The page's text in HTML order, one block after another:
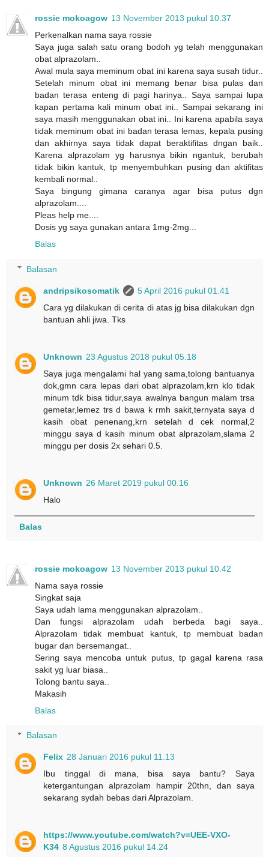
rossie mokoagow 13 November 2013 pukul 10.37
Perkenalkan nama saya rossie
Saya juga salah satu orang bodoh yg telah menggunakan
obat alprazolam..
Awal mula saya meminum obat ini karena saya susah tidur..
Setelah minum obat ini memang benar bisa pulas dan
badan terasa enteng di pagi harinya.. Saya sampai lupa
kapan pertama kali minum obat ini.. Sampai sekarang ini
saya masih menggunakan obat ini.. Ini karena apabila saya
tidak meminum obat ini badan terasa lemas, kepala pusing
dan akhirnya saya tidak dapat beraktifitas dngan baik..
Karena alprazolam yg harusnya bikin ngantuk, berubah
tidak bikin kantuk, tp menyembuhkan pusing dan aktifitas
kembali normal..
Saya bingung gimana caranya agar bisa putus dgn
alprazolam....
Pleas help me....
Dosis yg saya gunakan antara 1mg-2mg...
Balas
Balasan
andripsikosomatik
5 April 2016 pukul 01.41
Cara yg dilakukan di cerita di atas jg bisa dilakukan dgn
bantuan ahli jiwa. Tks
Unknown 23 Agustus 2018 pukul 05.18
Saya juga mengalami hal yang sama,tolong bantuanya
dok,gmn cara lepas dari obat alprazolam,krn klo tidak
minum tdk bisa tidur,saya awalnya bangun malam trsa
gemetar,lemez trs d bawa k rmh sakit,ternyata saya d
kasih obat penenang,krn setelah d cek normal,2
minggu saya d kasih minum obat alprazolam,slama 2
minggu per dosis 2x sehari 0.5.
Unknown 26 Maret 2019 pukul 00.16
Halo
Balas
rossie mokoagow 13 November 2013 pukul 10.42
Nama saya rossie
Singkat saja
Saya udah lama menggunakan alprazolam..
Dan fungsi alprazolam udah berbeda bagi saya..
Alprazolam tidak membuat kantuk, tp membuat badan
bugar dan bersemangat..
Sering saya mencoba untuk putus, tp gagal karena rasa
sakit yg luar biasa..
Tolong bantu saya..
Makasih
Balas
Balasan
Felix 28 Januari 2016 pukul 11.13
Ibu tinggal di mana, bisa saya bantu? Saya
ketergantungan alprazolam hampir 20thn, dan saya
sekarang sydah bebas dari Alprazolam.
https://www.youtube.com/watch?v=UEE-VXO-
K34 8 Agustus 2016 pukul 14.24